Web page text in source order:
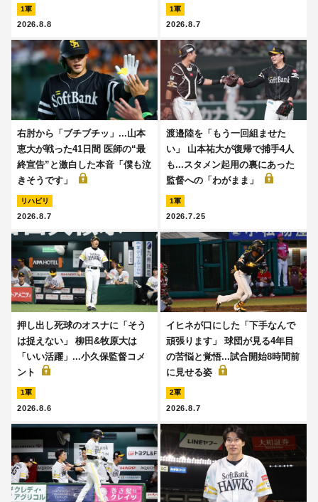
1軍
2026.8.8
1軍
2026.8.7
右肘から「ブチブチッ」...山本
恵大が戦った41日間 医師の“最
終宣告”と激白した本音「僕も泣
きそうです」
リハビリ
2026.8.7
渡邉陸を「もう一回組ませた
い」 山本祐大が復帰で捕手4人
も...スタメン起用の裏にあった
監督への「わがまま」
1軍
2026.7.25
押し出し死球のオスナに「そう
は捉えない」 柳田&牧原大は
「いい活躍」...小久保監督コメ
ント
1軍
2026.8.6
イヒネが口にした「下手なんで
頑張ります」 球団が見る4年目
の苦悩と覚悟...試合開始8時間前
に見せる姿
2軍
2026.8.7